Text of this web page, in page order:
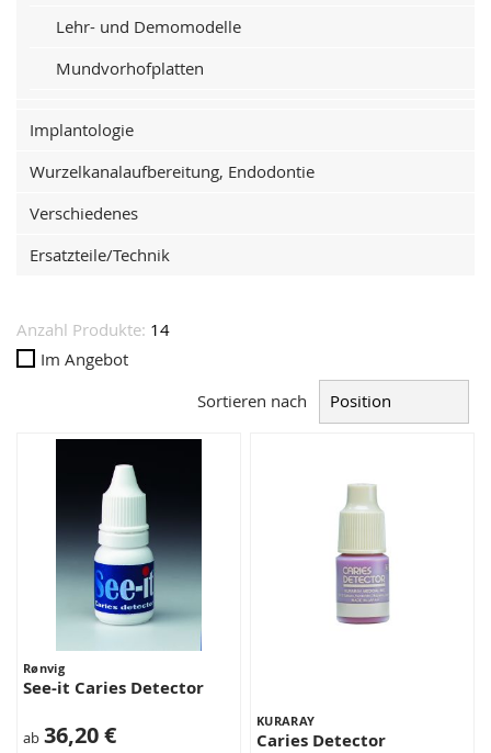
Anzahl Produkte: 14
Im Angebot
Sortieren nach
Rønvig
See-it Caries Detector
ab 36,20 € KURARAY
Caries Detector
Lehr- und Demomodelle
Mundvorhofplatten
Implantologie
Wurzelkanalaufbereitung, Endodontie
Verschiedenes
Ersatzteile/Technik